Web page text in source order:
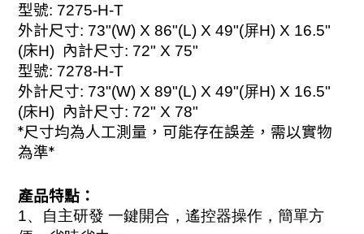
型號: 7275-H-T
外計尺寸: 73"(W) X 86"(L) X 49"(屏H) X 16.5"
(床H) 內計尺寸: 72" X 75"
型號: 7278-H-T
外計尺寸: 73"(W) X 89"(L) X 49"(屏H) X 16.5"
(床H) 內計尺寸: 72" X 78"
*尺寸均為人工測量，可能存在誤差，需以實物
為準*
產品特點：
1、 自主研發 一鍵開合，遙控器操作，簡單方